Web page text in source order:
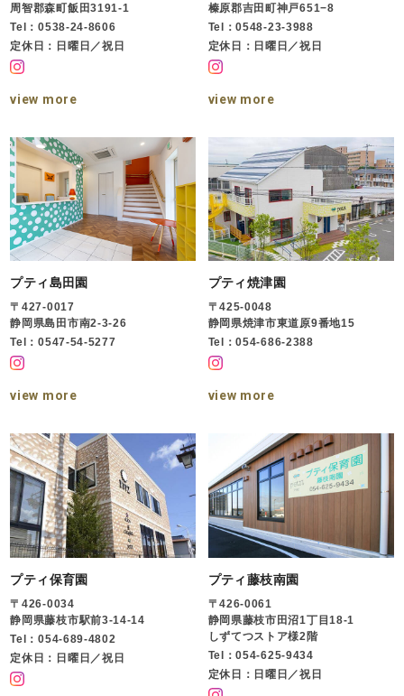
周智郡森町飯田3191-1
Tel：0538-24-8606
定休日：日曜日／祝日
view more
榛原郡吉田町神戸651−8
Tel：0548-23-3988
定休日：日曜日／祝日
view more
プティ島田園
〒427-0017
静岡県島田市南2-3-26
Tel：0547-54-5277
view more
プティ焼津園
〒425-0048
静岡県焼津市東道原9番地15
Tel：054-686-2388
view more
プティ保育園
〒426-0034
静岡県藤枝市駅前3-14-14
Tel：054-689-4802
定休日：日曜日／祝日
プティ藤枝南園
〒426-0061
静岡県藤枝市田沼1丁目18-1
しずてつストア様2階
Tel：054-625-9434
定休日：日曜日／祝日